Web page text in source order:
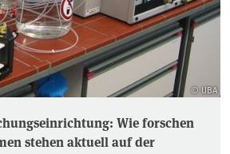
© UBA
Wie forschen
stehen aktuell auf der